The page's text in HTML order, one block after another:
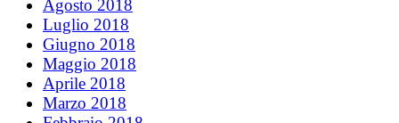
Agosto 2018
Luglio 2018
Giugno 2018
Maggio 2018
Aprile 2018
Marzo 2018